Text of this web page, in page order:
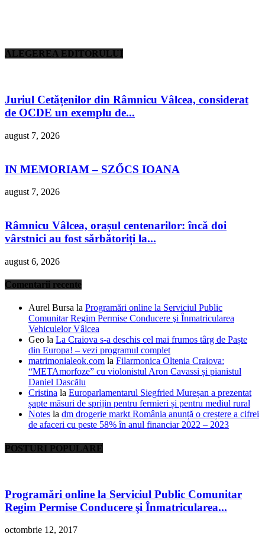
ALEGEREA EDITORULUI
Juriul Cetățenilor din Râmnicu Vâlcea, considerat
de OCDE un exemplu de...
august 7, 2026
IN MEMORIAM – SZŐCS IOANA
august 7, 2026
Râmnicu Vâlcea, orașul centenarilor: încă doi
vârstnici au fost sărbătoriți la...
august 6, 2026
Comentarii recente
Aurel Bursa la Programări online la Serviciul Public
Comunitar Regim Permise Conducere şi Înmatricularea
Vehiculelor Vâlcea
Geo la La Craiova s-a deschis cel mai frumos târg de Paște
din Europa! – vezi programul complet
matrimonialeok.com la Filarmonica Oltenia Craiova:
“METAmorfoze” cu violonistul Aron Cavassi și pianistul
Daniel Dascălu
Cristina la Europarlamentarul Siegfried Mureșan a prezentat
șapte măsuri de sprijin pentru fermieri și pentru mediul rural
Notes la dm drogerie markt România anunță o creștere a cifrei
de afaceri cu peste 58% în anul financiar 2022 – 2023
POSTURI POPULARE
Programări online la Serviciul Public Comunitar
Regim Permise Conducere şi Înmatricularea...
octombrie 12, 2017